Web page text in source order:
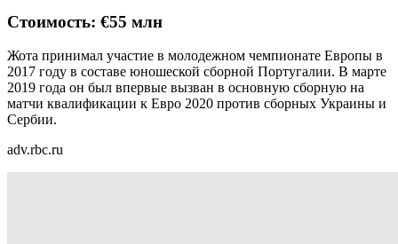
Стоимость: €55 млн
Жота принимал участие в молодежном чемпионате Европы в
2017 году в составе юношеской сборной Португалии. В марте
2019 года он был впервые вызван в основную сборную на
матчи квалификации к Евро 2020 против сборных Украины и
Сербии.
adv.rbc.ru